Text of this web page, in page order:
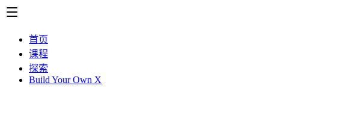
首页
课程
探索
Build Your Own X